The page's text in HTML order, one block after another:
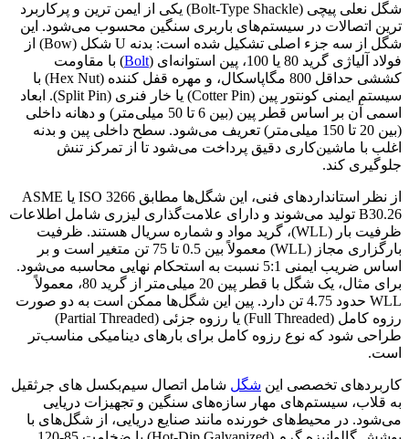
شگل نعلی پیچی (Bolt-Type Shackle) یکی از ایمن‌ ترین و پرکاربرد
ترین اتصالات در سیستم‌های باربری سنگین محسوب می‌شود. این
شگل از سه جزء اصلی تشکیل شده است: بدنه U شکل (Bow) از
فولاد آلیاژی گرید 80 یا 100، پین استوانه‌ای (
Bolt) با مقاومت
کششی حداقل 800 مگاپاسکال، و مهره قفل‌ کننده (Hex Nut) با
سیستم ایمنی کونتور پین (Cotter Pin) یا خار فنری (Split Pin). ابعاد
اسمی آن بر اساس قطر پین (بین 6 تا 50 میلی‌متر) و دهانه داخلی
(بین 20 تا 150 میلی‌متر) تعریف می‌شود. سطح داخلی پین و بدنه
اغلب با ماشین‌کاری دقیق پرداخت می‌شود تا از تمرکز تنش
جلوگیری کند.
از نظر استانداردهای فنی، این شگل‌ها مطابق ISO 3266 یا ASME
B30.26 تولید می‌شوند و دارای علامت‌گذاری لیزری شامل اطلاعات
ظرفیت بار (WLL)، گرید مواد و شماره سریال هستند. ظرفیت
بارگزاری مجاز (WLL) معمولاً بین 0.5 تا 75 تن متغیر است و بر
اساس ضریب ایمنی 5:1 نسبت به استحکام نهایی محاسبه می‌شود.
برای مثال، یک شگل با قطر پین 20 میلی‌متر از گرید 80، معمولاً
WLL حدود 4.75 تن دارد. پین این شگل‌ها ممکن است به دو صورت
رزوه کامل (Full Threaded) یا رزوه جزئی (Partial Threaded)
طراحی شود که نوع رزوه کامل برای بارهای دینامیکی مناسب‌تر
است.
کاربردهای تخصصی این شگل شامل اتصال سیم‌بکسل‌ های جرثقیل
به قلاب، سیستم‌های مهار سازه‌های سنگین و تجهیزات دریایی
می‌شود. در محیط‌های خورنده مانند صنایع دریایی، از شگل‌های با